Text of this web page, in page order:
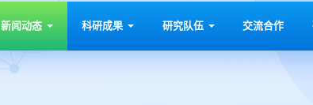
新闻动态 科研成果 研究队伍 交流合作